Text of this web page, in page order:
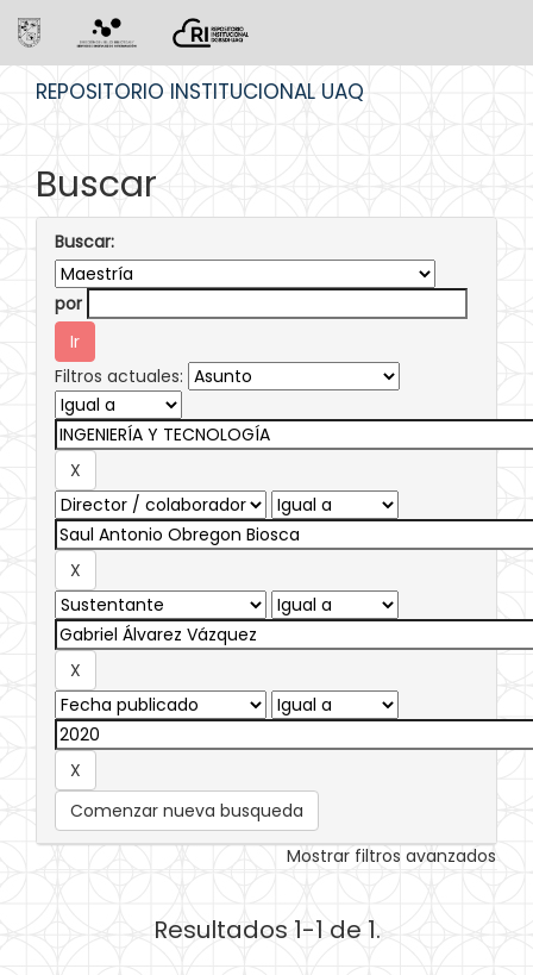
REPOSITORIO INSTITUCIONAL UAQ
Buscar
Buscar:
por
Filtros actuales:
Comenzar nueva busqueda
Mostrar filtros avanzados
Resultados 1-1 de 1.